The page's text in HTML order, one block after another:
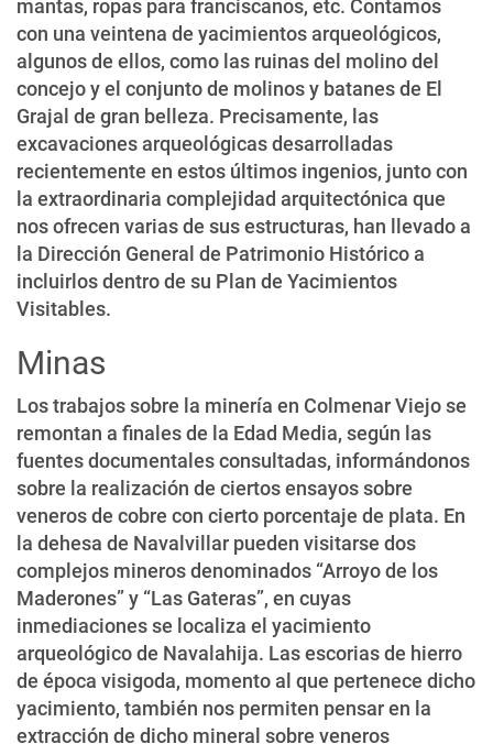
mantas, ropas para franciscanos, etc. Contamos
con una veintena de yacimientos arqueológicos,
algunos de ellos, como las ruinas del molino del
concejo y el conjunto de molinos y batanes de El
Grajal de gran belleza. Precisamente, las
excavaciones arqueológicas desarrolladas
recientemente en estos últimos ingenios, junto con
la extraordinaria complejidad arquitectónica que
nos ofrecen varias de sus estructuras, han llevado a
la Dirección General de Patrimonio Histórico a
incluirlos dentro de su Plan de Yacimientos
Visitables.
Minas
Los trabajos sobre la minería en Colmenar Viejo se
remontan a finales de la Edad Media, según las
fuentes documentales consultadas, informándonos
sobre la realización de ciertos ensayos sobre
veneros de cobre con cierto porcentaje de plata. En
la dehesa de Navalvillar pueden visitarse dos
complejos mineros denominados “Arroyo de los
Maderones” y “Las Gateras”, en cuyas
inmediaciones se localiza el yacimiento
arqueológico de Navalahija. Las escorias de hierro
de época visigoda, momento al que pertenece dicho
yacimiento, también nos permiten pensar en la
extracción de dicho mineral sobre veneros